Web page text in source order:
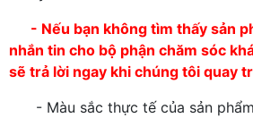
- Nếu bạn không tìm thấy sản
nhắn tin cho bộ phận chăm sóc
sẽ trả lời ngay khi chúng tôi quay
- Màu sắc thực tế của sản